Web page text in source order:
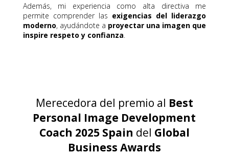
Además, mi experiencia como alta directiva me
permite comprender las exigencias del liderazgo
moderno, ayudándote a proyectar una imagen que
inspire respeto y confianza.
Merecedora del premio al Best
Personal Image Development
Coach 2025 Spain del Global
Business Awards